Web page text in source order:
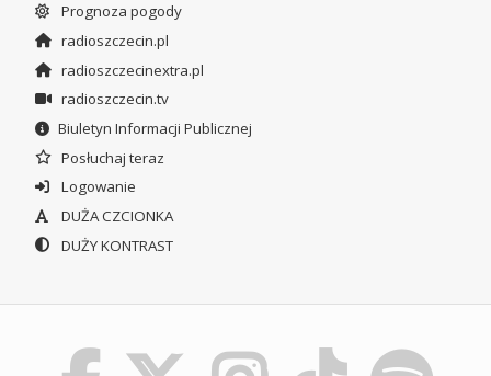
Prognoza pogody
radioszczecin.pl
radioszczecinextra.pl
radioszczecin.tv
Biuletyn Informacji Publicznej
Posłuchaj teraz
Logowanie
DUŻA CZCIONKA
DUŻY KONTRAST